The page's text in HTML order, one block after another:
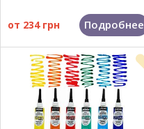
от 234 грн Подробнее